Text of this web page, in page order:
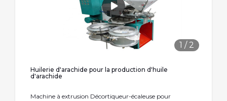
1 / 2
Huilerie d'arachide pour la production d'huile
d'arachide
Machine à extrusion Décortiqueur-écaleuse pour